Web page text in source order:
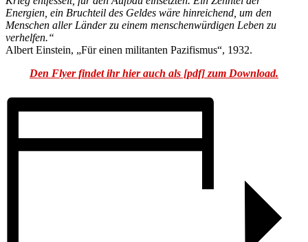
Energien, ein Bruchteil des Geldes wäre hinreichend, um den
Menschen aller Länder zu einem menschenwürdigen Leben zu
verhelfen.“
Albert Einstein, „Für einen militanten Pazifismus“, 1932.
Den Flyer findet ihr hier auch als [pdf] zum Download.